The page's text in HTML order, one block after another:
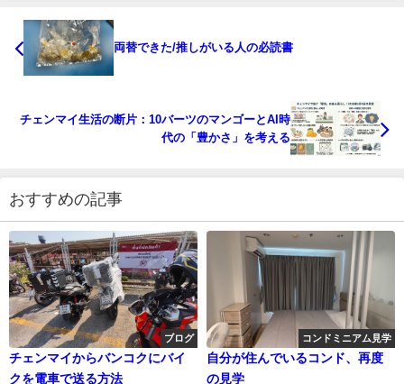
両替できた/推しがいる人の必読書
チェンマイ生活の断片：10バーツのマンゴーとAI時
代の「豊かさ」を考える
おすすめの記事
ブログ
チェンマイからバンコクにバイ
クを電車で送る方法
コンドミニアム見学
自分が住んでいるコンド、再度
の見学